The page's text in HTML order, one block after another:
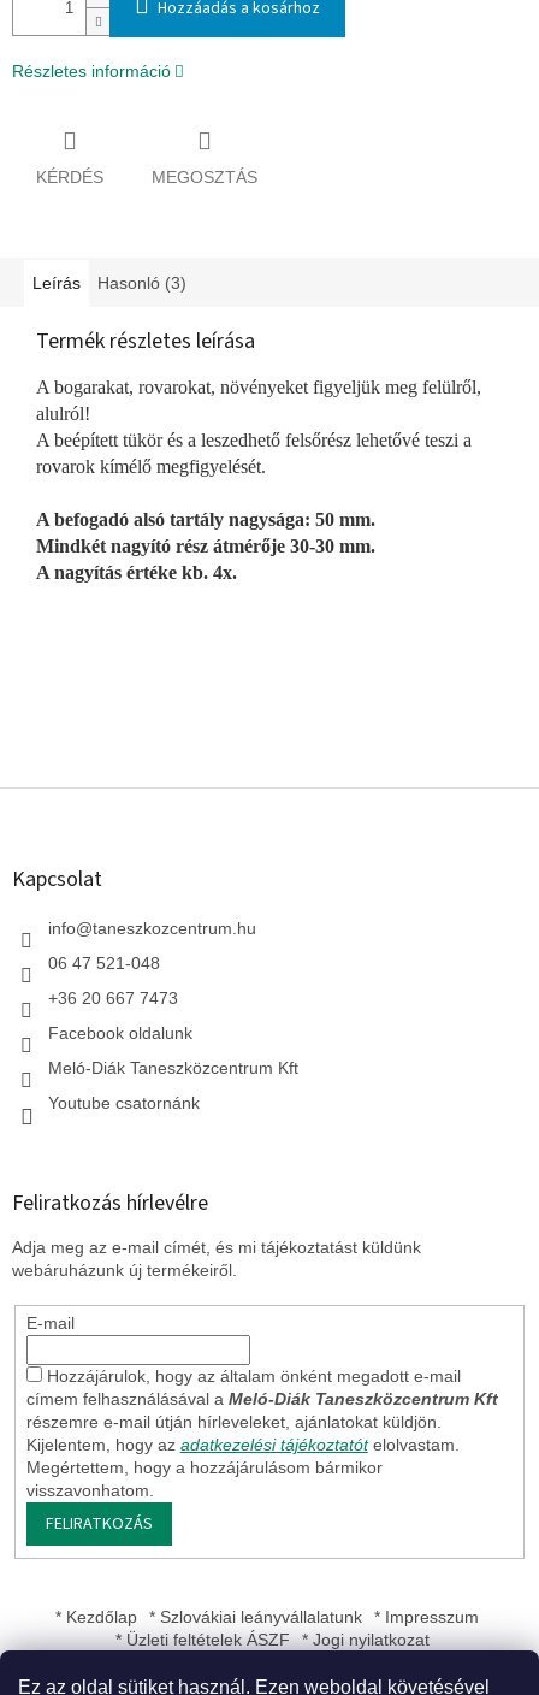
Ez az oldal sütiket használ. Ezen weboldal követésével
Hozzáadás a kosárhoz
Részletes információ
KÉRDÉS MEGOSZTÁS
Leírás Hasonló (3)
Termék részletes leírása
A bogarakat, rovarokat, növényeket figyeljük meg felülről,
alulról!
A beépített tükör és a leszedhető felsőrész lehetővé teszi a
rovarok kímélő megfigyelését.
A befogadó alsó tartály nagysága: 50 mm.
Mindkét nagyító rész átmérője 30-30 mm.
A nagyítás értéke kb. 4x.
L
Kapcsolat
info@taneszkozcentrum.hu
06 47 521-048
+36 20 667 7473
Facebook oldalunk
Meló-Diák Taneszközcentrum Kft
Youtube csatornánk
Feliratkozás hírlevélre
Adja meg az e-mail címét, és mi tájékoztatást küldünk
webáruházunk új termékeiről.
E-mail
Hozzájárulok, hogy az általam önként megadott e-mail
címem felhasználásával a Meló-Diák Taneszközcentrum Kft
részemre e-mail útján hírleveleket, ajánlatokat küldjön.
Kijelentem, hogy az adatkezelési tájékoztatót elolvastam.
Megértettem, hogy a hozzájárulásom bármikor
visszavonhatom.
FELIRATKOZÁS
* Kezdőlap * Szlovákiai leányvállalatunk
* Impresszum
* Üzleti feltételek ÁSZF
* Jogi nyilatkozat